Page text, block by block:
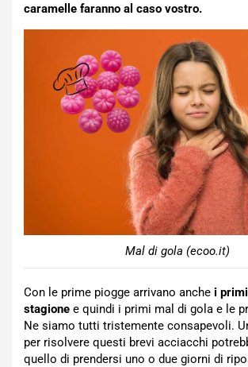
caramelle faranno al caso vostro.
Mal di gola (ecoo.it)
Con le prime piogge arrivano anche i
stagione e quindi i primi mal di gola e le
Ne siamo tutti tristemente consapevoli.
per risolvere questi brevi acciacchi
quello di prendersi uno o due giorni di